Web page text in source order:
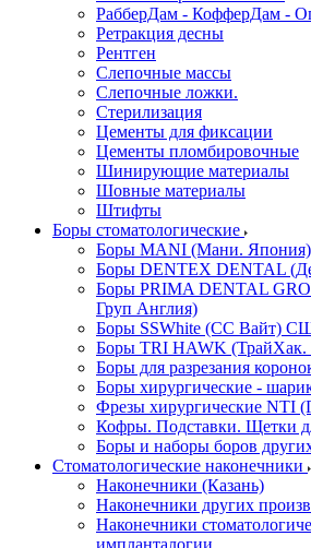
РабберДам - КофферДам -
Ретракция десны
Рентген
Слепочные массы
Слепочные ложки.
Стерилизация
Цементы для фиксации
Цементы пломбировочные
Шинирующие материалы
Шовные материалы
Штифты
Боры стоматологические
Боры MANI (Мани. Япония)
Боры DENTEX DENTAL
Боры PRIMA DENTAL
Груп Англия)
Боры SSWhite (СС Вайт)
Боры TRI HAWK (ТрайХак.
Боры для разрезания
Боры хирургические -
Фрезы хирургические NTI
Кофры. Подставки. Щетки
Боры и наборы боров
Стоматологические наконечники
Наконечники (Казань)
Наконечники других
Наконечники